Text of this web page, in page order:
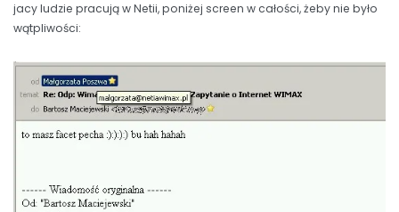
jacy ludzie pracują w Netii, poniżej screen w całości, żeby nie było
wątpliwości: